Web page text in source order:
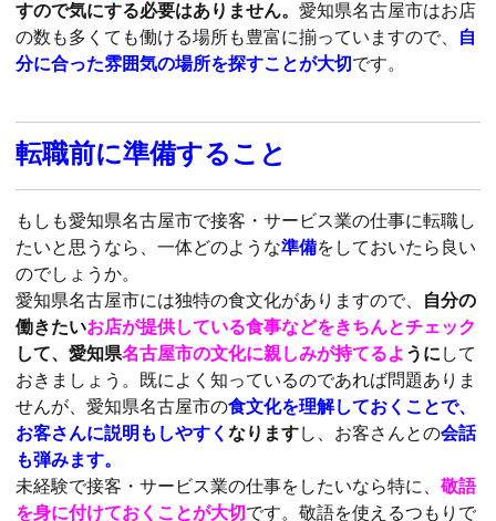
すので気にする必要はありません。 愛知県名古屋市はお店
の数も多くても働ける場所も豊富に揃っていますので、
自
分に合った雰囲気の場所を探すことが大切です。
転職前に準備すること
もしも愛知県名古屋市で接客・サービス業の仕事に転職し
たいと思うなら、一体どのような準備をしておいたら良い
のでしょうか。
愛知県名古屋市には独特の食文化がありますので、
自分の
働きたいお店が提供している食事などをきちんとチェック
して、愛知県名古屋市の文化に親しみが持てるよ うに して
おきましょう。既によく知っているのであれば問題ありま
せんが、愛知県名古屋市の食文化を理解しておくことで、
お客さんに説明もしやすく なりますし、お客さんとの会話
も弾みます。
未経験で接客・サービス業の仕事をしたいなら特に、 敬語
を身に付けておくことが大切です。敬語を使えるつもりで